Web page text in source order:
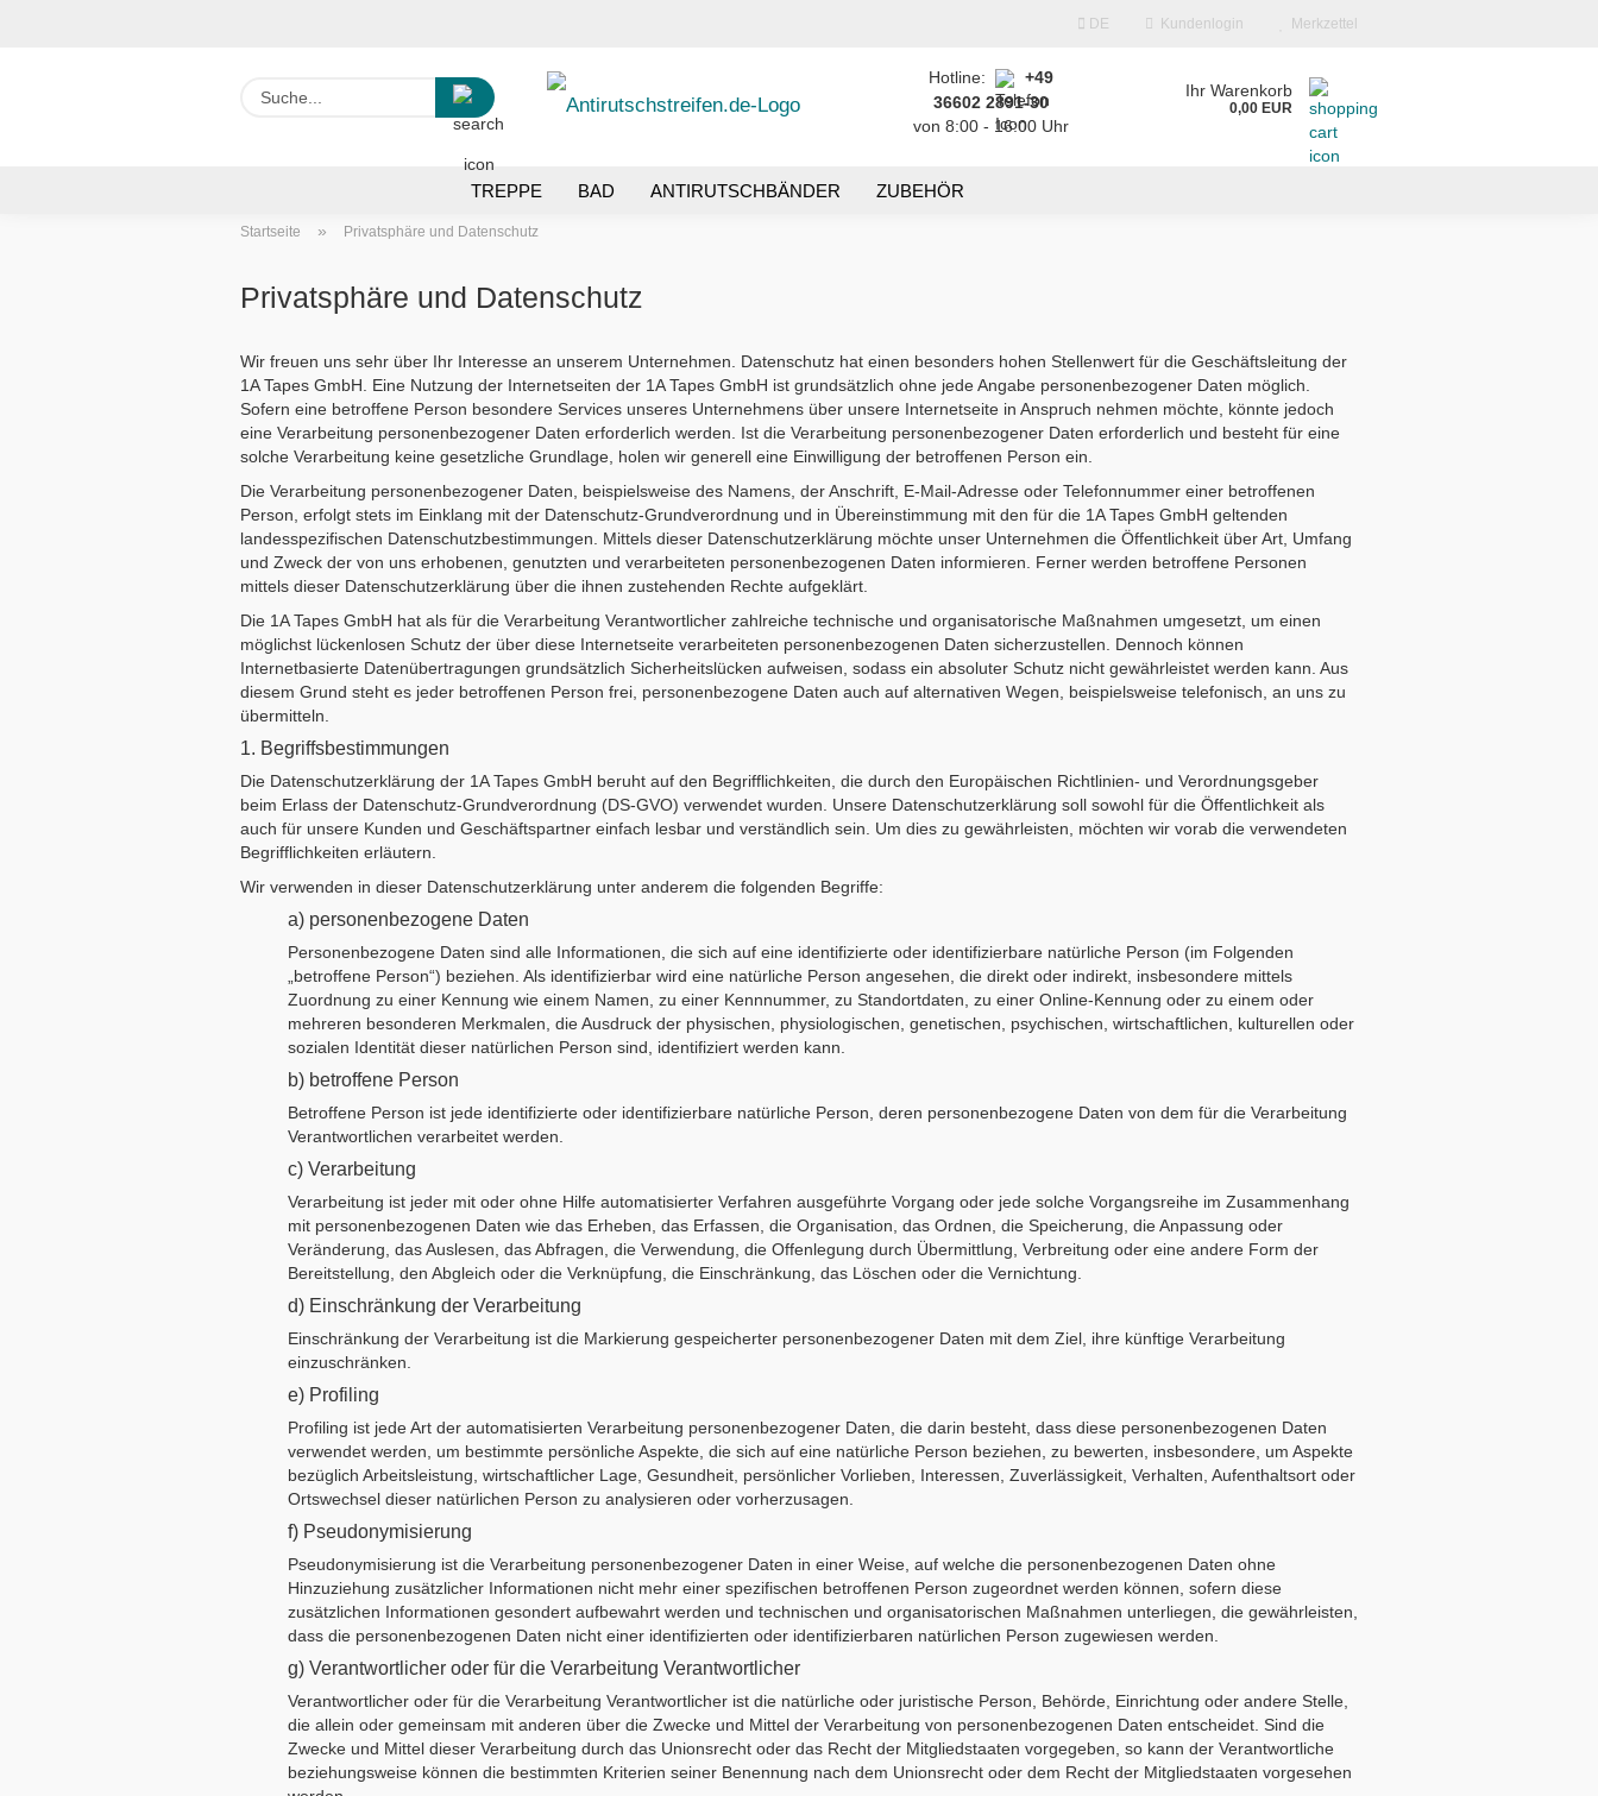
DE
Sprache auswählen
Kundenlogin
Konto erstellen
Passwort vergessen?
Merkzettel
Suche...
Hotline:
+49
36602 2891-30
von 8:00 - 16:00 Uhr
Ihr Warenkorb
0,00 EUR
TREPPE BAD ANTIRUTSCHBÄNDER ZUBEHÖR
Startseite » Privatsphäre und Datenschutz
Privatsphäre und Datenschutz
Wir freuen uns sehr über Ihr Interesse an unserem Unternehmen. Datenschutz hat einen besonders hohen Stellenwert für die Geschäftsleitung der
1A Tapes GmbH. Eine Nutzung der Internetseiten der 1A Tapes GmbH ist grundsätzlich ohne jede Angabe personenbezogener Daten möglich.
Sofern eine betroffene Person besondere Services unseres Unternehmens über unsere Internetseite in Anspruch nehmen möchte, könnte jedoch
eine Verarbeitung personenbezogener Daten erforderlich werden. Ist die Verarbeitung personenbezogener Daten erforderlich und besteht für eine
solche Verarbeitung keine gesetzliche Grundlage, holen wir generell eine Einwilligung der betroffenen Person ein.
Die Verarbeitung personenbezogener Daten, beispielsweise des Namens, der Anschrift, E-Mail-Adresse oder Telefonnummer einer betroffenen
Person, erfolgt stets im Einklang mit der Datenschutz-Grundverordnung und in Übereinstimmung mit den für die 1A Tapes GmbH geltenden
landesspezifischen Datenschutzbestimmungen. Mittels dieser Datenschutzerklärung möchte unser Unternehmen die Öffentlichkeit über Art, Umfang
und Zweck der von uns erhobenen, genutzten und verarbeiteten personenbezogenen Daten informieren. Ferner werden betroffene Personen
mittels dieser Datenschutzerklärung über die ihnen zustehenden Rechte aufgeklärt.
Die 1A Tapes GmbH hat als für die Verarbeitung Verantwortlicher zahlreiche technische und organisatorische Maßnahmen umgesetzt, um einen
möglichst lückenlosen Schutz der über diese Internetseite verarbeiteten personenbezogenen Daten sicherzustellen. Dennoch können
Internetbasierte Datenübertragungen grundsätzlich Sicherheitslücken aufweisen, sodass ein absoluter Schutz nicht gewährleistet werden kann. Aus
diesem Grund steht es jeder betroffenen Person frei, personenbezogene Daten auch auf alternativen Wegen, beispielsweise telefonisch, an uns zu
übermitteln.
1. Begriffsbestimmungen
Die Datenschutzerklärung der 1A Tapes GmbH beruht auf den Begrifflichkeiten, die durch den Europäischen Richtlinien- und Verordnungsgeber
beim Erlass der Datenschutz-Grundverordnung (DS-GVO) verwendet wurden. Unsere Datenschutzerklärung soll sowohl für die Öffentlichkeit als
auch für unsere Kunden und Geschäftspartner einfach lesbar und verständlich sein. Um dies zu gewährleisten, möchten wir vorab die verwendeten
Begrifflichkeiten erläutern.
Wir verwenden in dieser Datenschutzerklärung unter anderem die folgenden Begriffe:
a) personenbezogene Daten
Personenbezogene Daten sind alle Informationen, die sich auf eine identifizierte oder identifizierbare natürliche Person (im Folgenden
„betroffene Person“) beziehen. Als identifizierbar wird eine natürliche Person angesehen, die direkt oder indirekt, insbesondere mittels
Zuordnung zu einer Kennung wie einem Namen, zu einer Kennnummer, zu Standortdaten, zu einer Online-Kennung oder zu einem oder
mehreren besonderen Merkmalen, die Ausdruck der physischen, physiologischen, genetischen, psychischen, wirtschaftlichen, kulturellen oder
sozialen Identität dieser natürlichen Person sind, identifiziert werden kann.
b) betroffene Person
Betroffene Person ist jede identifizierte oder identifizierbare natürliche Person, deren personenbezogene Daten von dem für die Verarbeitung
Verantwortlichen verarbeitet werden.
c) Verarbeitung
Verarbeitung ist jeder mit oder ohne Hilfe automatisierter Verfahren ausgeführte Vorgang oder jede solche Vorgangsreihe im Zusammenhang
mit personenbezogenen Daten wie das Erheben, das Erfassen, die Organisation, das Ordnen, die Speicherung, die Anpassung oder
Veränderung, das Auslesen, das Abfragen, die Verwendung, die Offenlegung durch Übermittlung, Verbreitung oder eine andere Form der
Bereitstellung, den Abgleich oder die Verknüpfung, die Einschränkung, das Löschen oder die Vernichtung.
d) Einschränkung der Verarbeitung
Einschränkung der Verarbeitung ist die Markierung gespeicherter personenbezogener Daten mit dem Ziel, ihre künftige Verarbeitung
einzuschränken.
e) Profiling
Profiling ist jede Art der automatisierten Verarbeitung personenbezogener Daten, die darin besteht, dass diese personenbezogenen Daten
verwendet werden, um bestimmte persönliche Aspekte, die sich auf eine natürliche Person beziehen, zu bewerten, insbesondere, um Aspekte
bezüglich Arbeitsleistung, wirtschaftlicher Lage, Gesundheit, persönlicher Vorlieben, Interessen, Zuverlässigkeit, Verhalten, Aufenthaltsort oder
Ortswechsel dieser natürlichen Person zu analysieren oder vorherzusagen.
f) Pseudonymisierung
Pseudonymisierung ist die Verarbeitung personenbezogener Daten in einer Weise, auf welche die personenbezogenen Daten ohne
Hinzuziehung zusätzlicher Informationen nicht mehr einer spezifischen betroffenen Person zugeordnet werden können, sofern diese
zusätzlichen Informationen gesondert aufbewahrt werden und technischen und organisatorischen Maßnahmen unterliegen, die gewährleisten,
dass die personenbezogenen Daten nicht einer identifizierten oder identifizierbaren natürlichen Person zugewiesen werden.
g) Verantwortlicher oder für die Verarbeitung Verantwortlicher
Verantwortlicher oder für die Verarbeitung Verantwortlicher ist die natürliche oder juristische Person, Behörde, Einrichtung oder andere Stelle,
die allein oder gemeinsam mit anderen über die Zwecke und Mittel der Verarbeitung von personenbezogenen Daten entscheidet. Sind die
Zwecke und Mittel dieser Verarbeitung durch das Unionsrecht oder das Recht der Mitgliedstaaten vorgegeben, so kann der Verantwortliche
beziehungsweise können die bestimmten Kriterien seiner Benennung nach dem Unionsrecht oder dem Recht der Mitgliedstaaten vorgesehen